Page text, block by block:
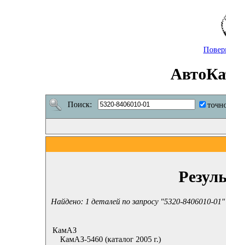
Поиск:
Найдено: 1 деталей по запросу "5320-8406010-01"
КамАЗ
КамАЗ-5460 (каталог 2005 г.)